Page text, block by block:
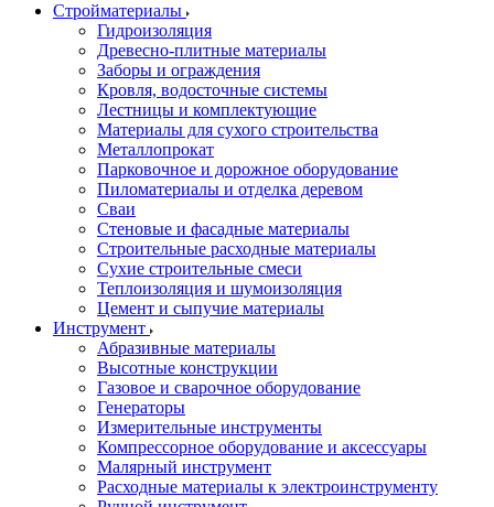
Стройматериалы
Гидроизоляция
Древесно-плитные материалы
Заборы и ограждения
Кровля, водосточные системы
Лестницы и комплектующие
Материалы для сухого строительства
Металлопрокат
Парковочное и дорожное оборудование
Пиломатериалы и отделка деревом
Сваи
Стеновые и фасадные материалы
Строительные расходные материалы
Сухие строительные смеси
Теплоизоляция и шумоизоляция
Цемент и сыпучие материалы
Инструмент
Абразивные материалы
Высотные конструкции
Газовое и сварочное оборудование
Генераторы
Измерительные инструменты
Компрессорное оборудование и аксессуары
Малярный инструмент
Расходные материалы к электроинструменту